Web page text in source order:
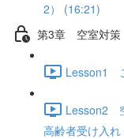
2） (16:21)
第3章 空室対策
Lesson1
Lesson2
高齢者受け入